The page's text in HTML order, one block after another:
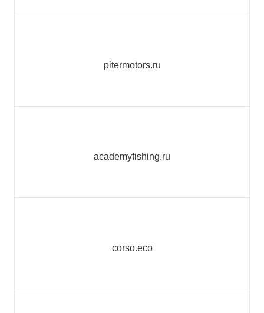
pitermotors.ru
academyfishing.ru
corso.eco